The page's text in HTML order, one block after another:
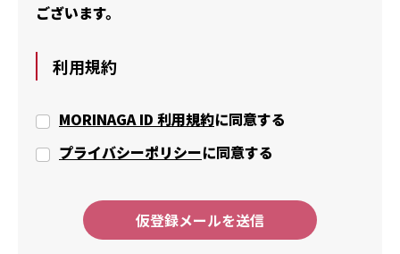
ございます。
利用規約
MORINAGA ID 利用規約に同意する
プライバシーポリシーに同意する
仮登録メールを送信